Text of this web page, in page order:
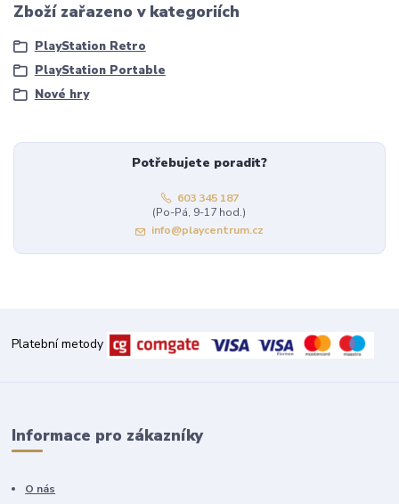
Zboží zařazeno v kategoriích
PlayStation Retro
PlayStation Portable
Nové hry
Potřebujete poradit?
603 345 187
(Po-Pá, 9-17 hod.)
info@playcentrum.cz
Platební metody
Informace pro zákazníky
O nás